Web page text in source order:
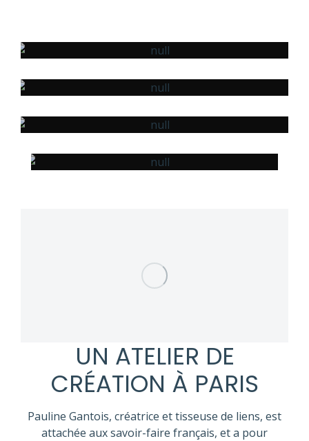
BÉBÉS
UN ATELIER DE
CRÉATION À PARIS
Pauline Gantois, créatrice et tisseuse de liens, est
attachée aux savoir-faire français, et a pour